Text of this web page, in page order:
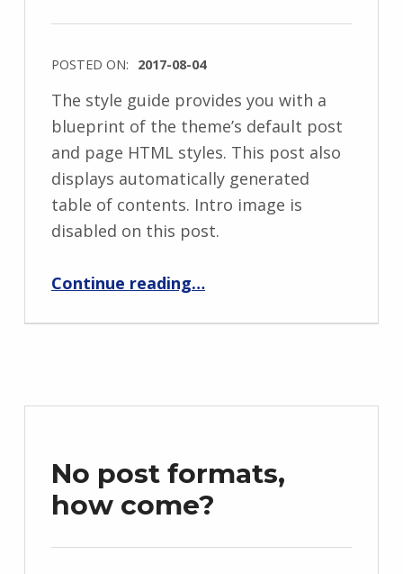
POSTED ON: 2017-08-04
The style guide provides you with a
blueprint of the theme’s default post
and page HTML styles. This post also
displays automatically generated
table of contents. Intro image is
disabled on this post.
Continue reading…
No post formats,
how come?